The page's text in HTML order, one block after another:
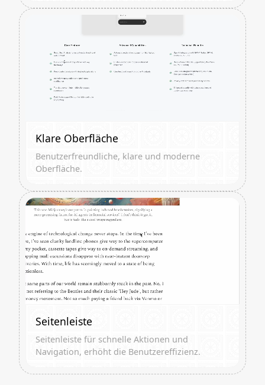
Klare Oberfläche
Benutzerfreundliche, klare und moderne
Oberfläche.
Seitenleiste
Seitenleiste für schnelle Aktionen und
Navigation, erhöht die Benutzereffizienz.